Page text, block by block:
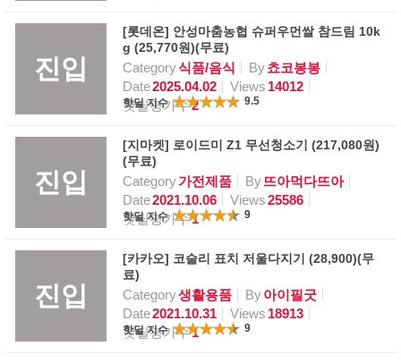
진입
[롯데온] 안성마춤농협 슈퍼우먼쌀 참드림 10k
g (25,770원)(무료)
Category식품/음식 By쵸코봉봉
Date2025.04.02 Views 14012
핫딜평가수2
핫딜 지수 9.5
진입
[지마켓] 로이드미 Z1 무선청소기 (217,080원)
(무료)
Category가전제품 By뜨아먹다뜨아
Date2021.10.06 Views25586
핫딜평가수1
핫딜 지수 9
진입
[카카오] 코슬리 표치 저울다지기 (28,900)(무
료)
Category생활용품 By아이필굿
Date2021.10.31 Views 18913
핫딜평가수1
핫딜 지수 9